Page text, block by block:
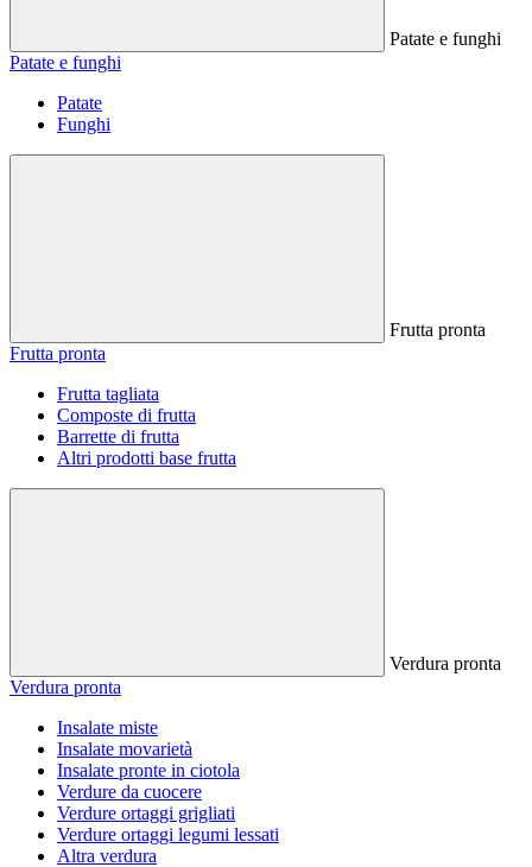
Patate e funghi
Patate e funghi
Patate
Funghi
Frutta pronta
Frutta pronta
Frutta tagliata
Composte di frutta
Barrette di frutta
Altri prodotti base frutta
Verdura pronta
Verdura pronta
Insalate miste
Insalate movarietà
Insalate pronte in ciotola
Verdure da cuocere
Verdure ortaggi grigliati
Verdure ortaggi legumi lessati
Altra verdura